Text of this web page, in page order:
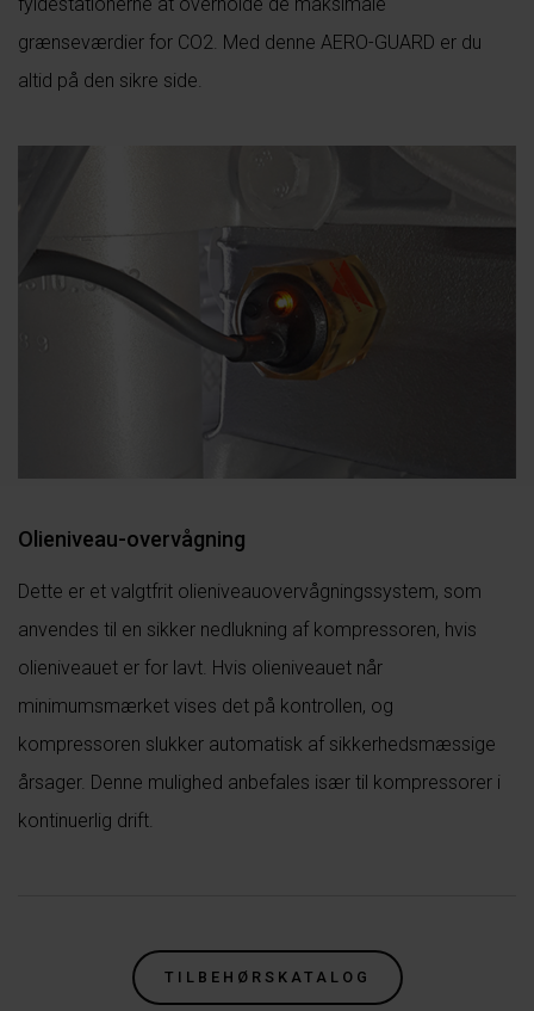
grænseværdier for CO2. Med denne AERO-GUARD er du
altid på den sikre side.
Olieniveau-overvågning
Dette er et valgtfrit olieniveauovervågningssystem, som
anvendes til en sikker nedlukning af kompressoren, hvis
olieniveauet er for lavt. Hvis olieniveauet når
minimumsmærket vises det på kontrollen, og
kompressoren slukker automatisk af sikkerhedsmæssige
årsager. Denne mulighed anbefales især til kompressorer i
kontinuerlig drift.
TILBEHØRSKATALOG